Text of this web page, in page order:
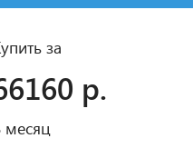
за
р.
месяц